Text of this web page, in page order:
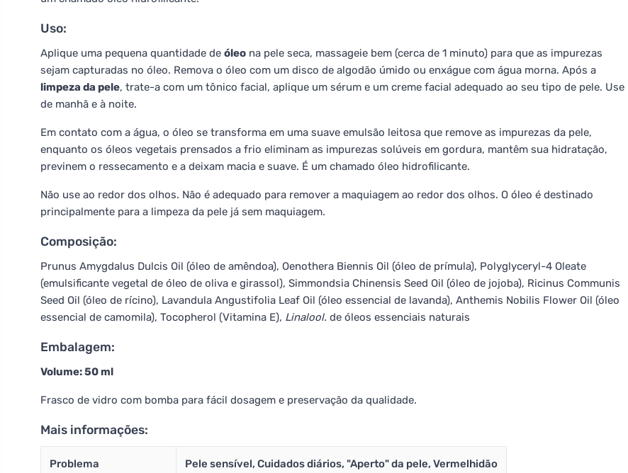
Uso:
Aplique uma pequena quantidade de óleo na pele seca, massageie bem (cerca de 1 minuto) para que as impurezas
sejam capturadas no óleo. Remova o óleo com um disco de algodão úmido ou enxágue com água morna. Após a
limpeza da pele, trate-a com um tônico facial, aplique um sérum e um creme facial adequado ao seu tipo de pele. Use
de manhã e à noite.
Em contato com a água, o óleo se transforma em uma suave emulsão leitosa que remove as impurezas da pele,
enquanto os óleos vegetais prensados a frio eliminam as impurezas solúveis em gordura, mantêm sua hidratação,
previnem o ressecamento e a deixam macia e suave. É um chamado óleo hidrofilicante.
Não use ao redor dos olhos. Não é adequado para remover a maquiagem ao redor dos olhos. O óleo é destinado
principalmente para a limpeza da pele já sem maquiagem.
Composição:
Prunus Amygdalus Dulcis Oil (óleo de amêndoa), Oenothera Biennis Oil (óleo de prímula), Polyglyceryl-4 Oleate
(emulsificante vegetal de óleo de oliva e girassol), Simmondsia Chinensis Seed Oil (óleo de jojoba), Ricinus Communis
Seed Oil (óleo de rícino), Lavandula Angustifolia Leaf Oil (óleo essencial de lavanda), Anthemis Nobilis Flower Oil (óleo
essencial de camomila), Tocopherol (Vitamina E), Linalool. de óleos essenciais naturais
Embalagem:
Volume: 50 ml
Frasco de vidro com bomba para fácil dosagem e preservação da qualidade.
Mais informações:
Problema Pele sensível, Cuidados diários, "Aperto" da pele, Vermelhidão